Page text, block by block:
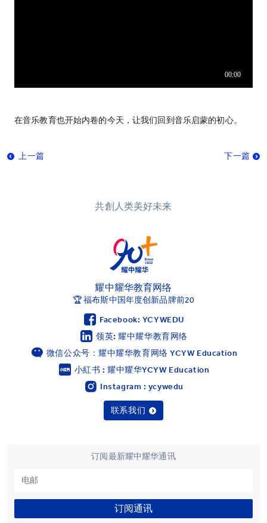
在音乐教育也开始内卷的今天，让我们回到音乐启蒙的初心。
上一篇 下一篇
共創人类美好未来
耀中耀华教育网络
🏆 福布斯中国年度创新品牌前20
Facebook: YCYWEDU
领英: 耀中耀华教育网络
微信公众号：耀中耀华教育网络 YCYW Education
小紅书 : 耀中耀华YCYW Education
Instagram : ycywedu
联系我们
订阅最新耀中耀华通讯
订阅通讯